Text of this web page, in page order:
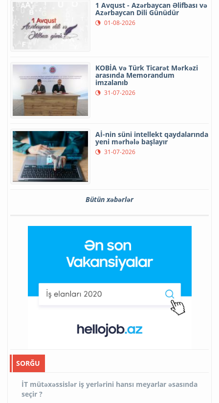
1 Avqust - Azərbaycan Əlifbası və
Azərbaycan Dili Günüdür
01-08-2026
KOBİA və Türk Ticarət Mərkəzi
arasında Memorandum
imzalanıb
31-07-2026
Aİ-nin süni intellekt qaydalarında
yeni mərhələ başlayır
31-07-2026
Bütün xəbərlər
SORĞU
İT mütəxəssislər iş yerlərini hansı meyarlar əsasında
seçir ?